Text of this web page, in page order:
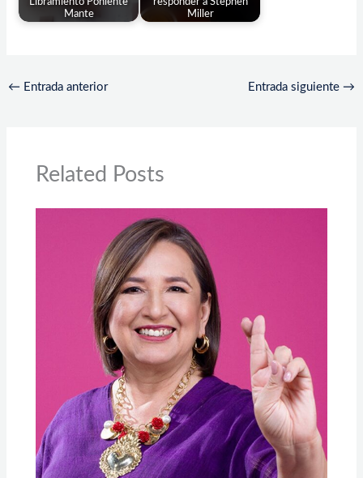
Mante
Miller
← Entrada anterior Entrada siguiente →
Related Posts